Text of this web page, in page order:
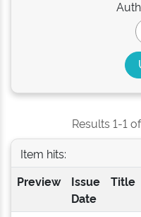
Results 1-1
Item hits:
Preview
Issue
Date
Title